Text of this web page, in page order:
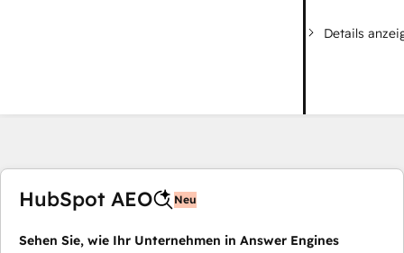
Details
HubSpot AEO Neu
Sehen Sie, wie Ihr Unternehmen in Answer Engines